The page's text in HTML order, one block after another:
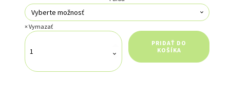
Vymazať
množstvo
Taška
PILOT
HEADSET
PRIDAŤ DO
KOŠÍKA